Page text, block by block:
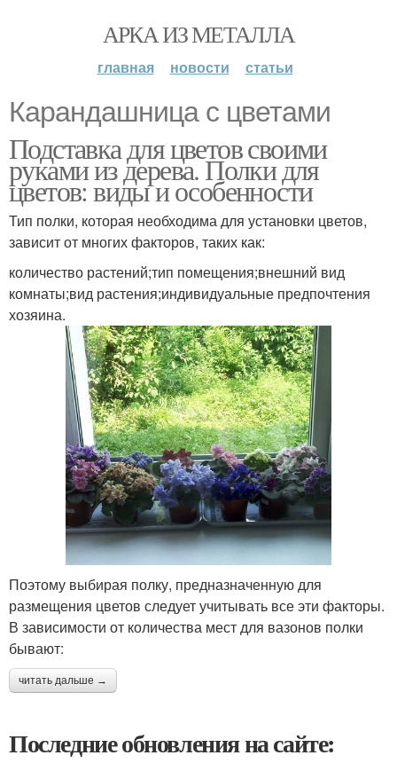
АРКА ИЗ МЕТАЛЛА
главная новости статьи
Карандашница с цветами
Подставка для цветов своими
руками из дерева. Полки для
цветов: виды и особенности
Тип полки, которая необходима для установки цветов,
зависит от многих факторов, таких как:
количество растений;тип помещения;внешний вид
комнаты;вид растения;индивидуальные предпочтения
хозяина.
Поэтому выбирая полку, предназначенную для
размещения цветов следует учитывать все эти факторы.
В зависимости от количества мест для вазонов полки
бывают:
читать дальше →
Последние обновления на сайте: